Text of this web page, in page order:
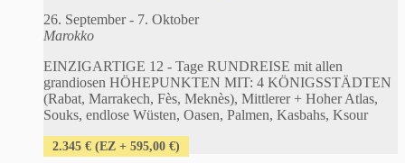
26. September- 7. Oktober
Marokko
EINZIGARTIGE 12 - Tage RUNDREISE mit allen
grandiosen HÖHEPUNKTEN MIT: 4 KÖNIGSSTÄDTEN
(Rabat, Marrakech, Fès, Meknès), Mittlerer + Hoher Atlas,
Souks, endlose Wüsten, Oasen, Palmen, Kasbahs, Ksour
2.345 € (EZ + 595,00 €)